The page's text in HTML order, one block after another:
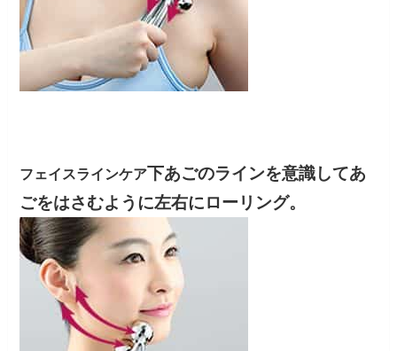
フェイスラインケア下あごのラインを意識してあ
ごをはさむように左右にローリング。